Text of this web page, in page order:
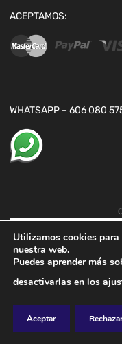
ACEPTAMOS:
WHATSAPP – 606 080
Utilizamos cookies
nuestra web.
Puedes aprender más
desactivarlas en los
Aceptar